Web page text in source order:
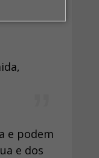
e podem
e dos